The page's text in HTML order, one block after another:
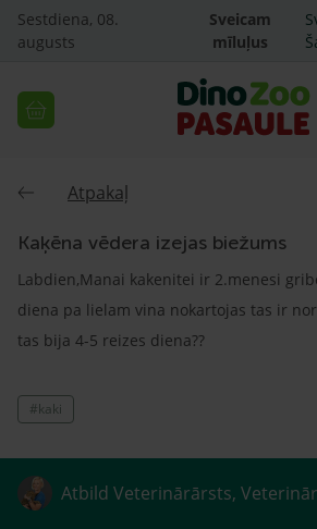
Sestdiena, 08.
augusts
Sveicam
mīluļus
Atpakaļ
Kaķēna vēdera izejas biežums
Labdien,Manai kakenitei ir 2.menesi
diena pa lielam vina nokartojas tas ir
tas bija 4-5 reizes diena??
#kaki
Atbild Veterinārārsts,